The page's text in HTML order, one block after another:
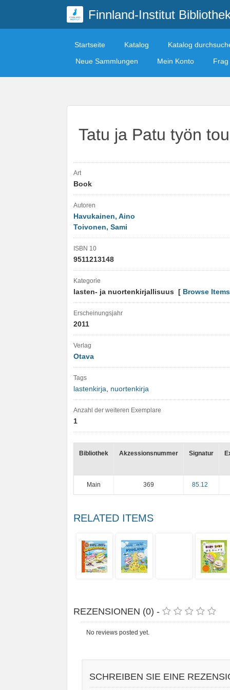
Finnland-Institut
Startseite Katalog
Katalog
Neue Sammlungen
Mein Konto
Tatu ja Patu työn
Art
Book
Autoren
Havukainen, Aino
Toivonen, Sami
ISBN 10
9511213148
Kategorie
lasten- ja nuortenkirjallisuus [ Browse Items
Erscheinungsjahr
2011
Verlag
Otava
Tags
lastenkirja, nuortenkirja
Anzahl der weiteren Exemplare
1
Bibliothek Akzessionsnummer Signatur
Main 369 85.12
RELATED ITEMS
REZENSIONEN (0) -
No reviews posted yet.
SCHREIBEN SIE EINE